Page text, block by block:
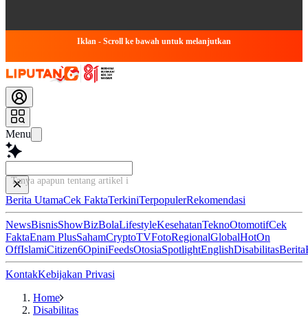
Iklan - Scroll ke bawah untuk melanjutkan
Menu
Tanya apapun tentang artikel ini...
Berita UtamaCek FaktaTerkiniTerpopulerRekomendasi
NewsBisnisShowBizBolaLifestyleKesehatanTeknoOtomotifCek
FaktaEnam PlusSahamCryptoTVFotoRegionalGlobalHotOn
OffIslamiCitizen6OpiniFeedsOtosiaSpotlightEnglishDisabilitasBerita
KontakKebijakan Privasi
Home
Disabilitas